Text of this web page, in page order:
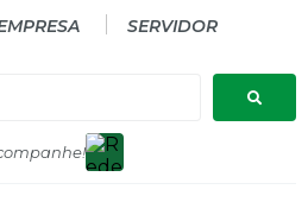
SERVIDOR